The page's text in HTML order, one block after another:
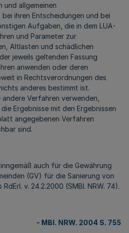
und allgemeinen
ihren Entscheidungen und bei
Aufgaben, die in dem LUA-
und Parameter zur
Altlasten und schädlichen
jeweils geltenden Fassung
anwenden oder deren
in Rechtsverordnungen des
anderes bestimmt ist.
Verfahren verwenden,
Ergebnisse mit den Ergebnissen
angegebenen Verfahren
sind.
auch für die Gewährung
(GV) für die Sanierung von
v. 24.2.2000 (SMBl. NRW. 74).
- MBl. NRW. 2004 S. 755